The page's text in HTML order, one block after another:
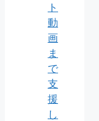
ト
動
画
ま
で
支
援
し